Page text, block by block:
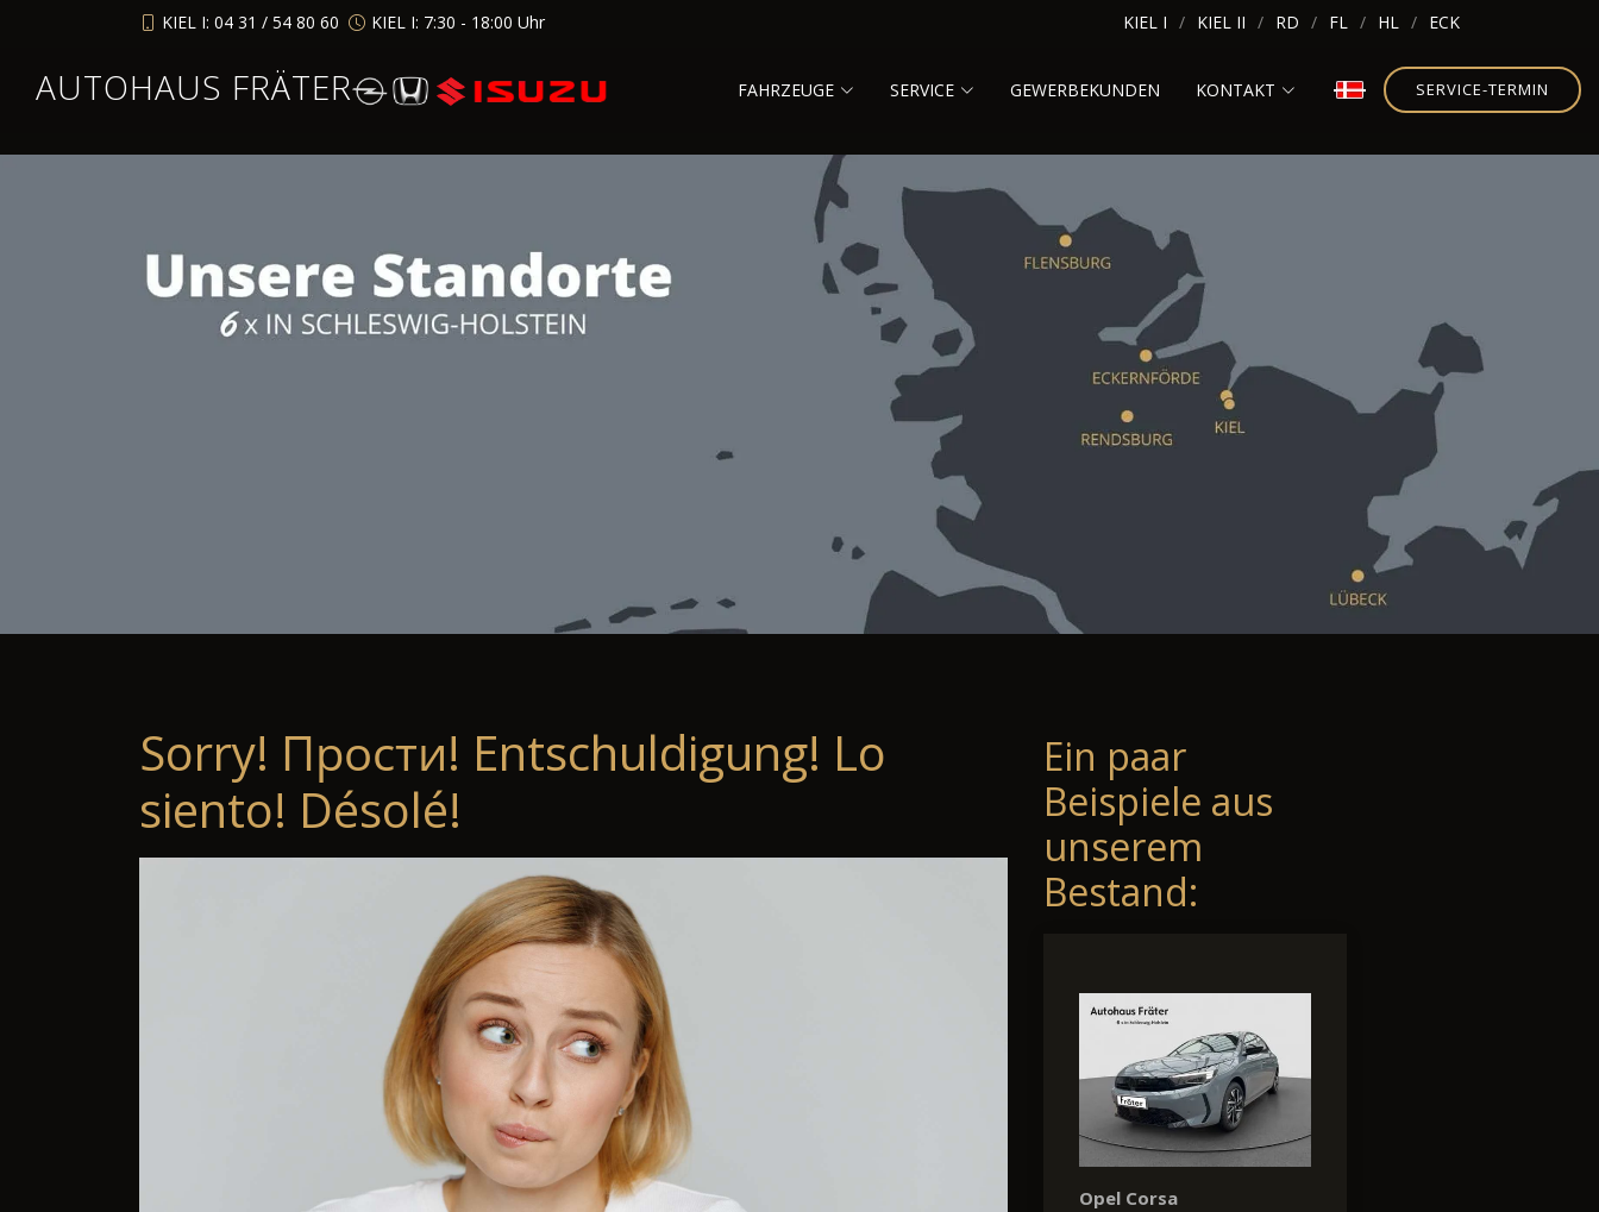
KIEL I: 04 31 / 54 80 60 KIEL I: 7:30 - 18:00 Uhr KIEL I KIEL II RD FL HL ECK
AUTOHAUS FRÄTER FAHRZEUGE SERVICE GEWERBEKUNDEN KONTAKT SERVICE-TERMIN
Sorry! Прости! Entschuldigung! Lo
siento! Désolé!
Ein paar
Beispiele aus
unserem
Bestand:
Opel Corsa